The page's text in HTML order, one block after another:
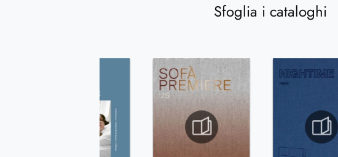
Sfoglia i cataloghi